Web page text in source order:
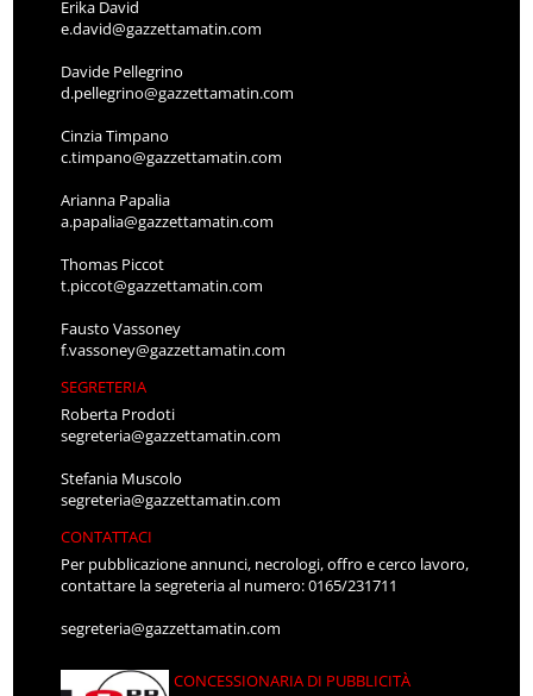
Erika David
e.david@gazzettamatin.com
Davide Pellegrino
d.pellegrino@gazzettamatin.com
Cinzia Timpano
c.timpano@gazzettamatin.com
Arianna Papalia
a.papalia@gazzettamatin.com
Thomas Piccot
t.piccot@gazzettamatin.com
Fausto Vassoney
f.vassoney@gazzettamatin.com
SEGRETERIA
Roberta Prodoti
segreteria@gazzettamatin.com
Stefania Muscolo
segreteria@gazzettamatin.com
CONTATTACI
Per pubblicazione annunci, necrologi, offro e cerco lavoro,
contattare la segreteria al numero: 0165/231711
segreteria@gazzettamatin.com
CONCESSIONARIA DI PUBBLICITÀ